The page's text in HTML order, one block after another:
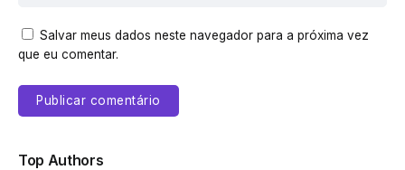
Salvar meus dados neste navegador para a próxima vez
que eu comentar.
Top Authors